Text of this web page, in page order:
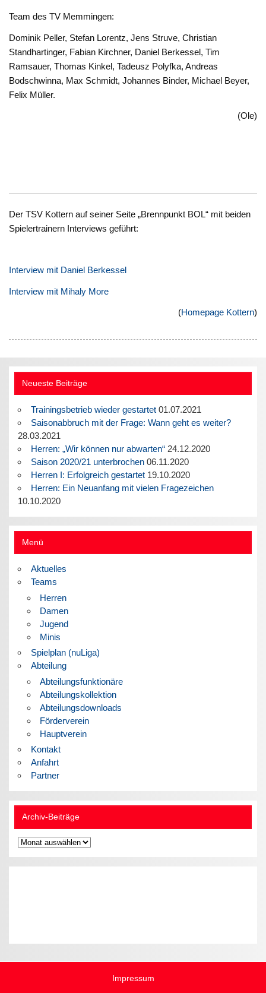
Team des TV Memmingen:
Dominik Peller, Stefan Lorentz, Jens Struve, Christian
Standhartinger, Fabian Kirchner, Daniel Berkessel, Tim
Ramsauer, Thomas Kinkel, Tadeusz Polyfka, Andreas
Bodschwinna, Max Schmidt, Johannes Binder, Michael Beyer,
Felix Müller.
(Ole)
Der TSV Kottern auf seiner Seite „Brennpunkt BOL“ mit beiden
Spielertrainern Interviews geführt:
Interview mit Daniel Berkessel
Interview mit Mihaly More
(Homepage Kottern)
Neueste Beiträge
Trainingsbetrieb wieder gestartet 01.07.2021
Saisonabbruch mit der Frage: Wann geht es weiter?
28.03.2021
Herren: „Wir können nur abwarten“ 24.12.2020
Saison 2020/21 unterbrochen 06.11.2020
Herren I: Erfolgreich gestartet 19.10.2020
Herren: Ein Neuanfang mit vielen Fragezeichen
10.10.2020
Menü
Aktuelles
Teams
Herren
Damen
Jugend
Minis
Spielplan (nuLiga)
Abteilung
Abteilungsfunktionäre
Abteilungskollektion
Abteilungsdownloads
Förderverein
Hauptverein
Kontakt
Anfahrt
Partner
Archiv-Beiträge
Archiv-
Beiträge
Impressum